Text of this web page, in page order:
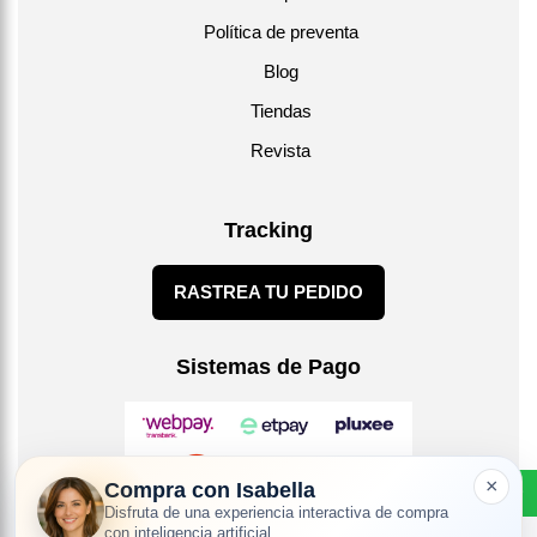
Política de preventa
Blog
Tiendas
Revista
Tracking
RASTREA TU PEDIDO
Sistemas de Pago